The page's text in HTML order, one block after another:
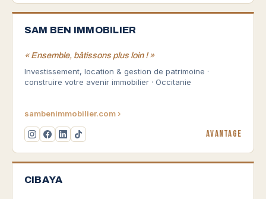
SAM BEN IMMOBILIER
« Ensemble, bâtissons plus loin ! »
Investissement, location & gestion de patrimoine ·
construire votre avenir immobilier · Occitanie
sambenimmobilier.com ›
Avantage
CIBAYA